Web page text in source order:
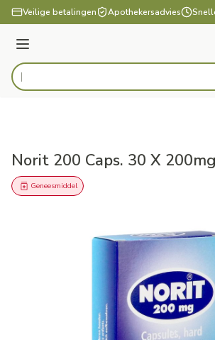
Ga naar de inhoud
Veilige betalingen Apothekersadvies
Menu
Product, merk, categorie...
Norit 200 Caps. 30 X 200mg
Geneesmiddel